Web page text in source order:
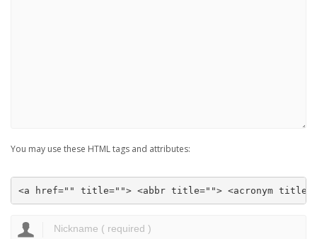
You may use these HTML tags and attributes:
<a href="" title=""> <abbr title=""> <acronym